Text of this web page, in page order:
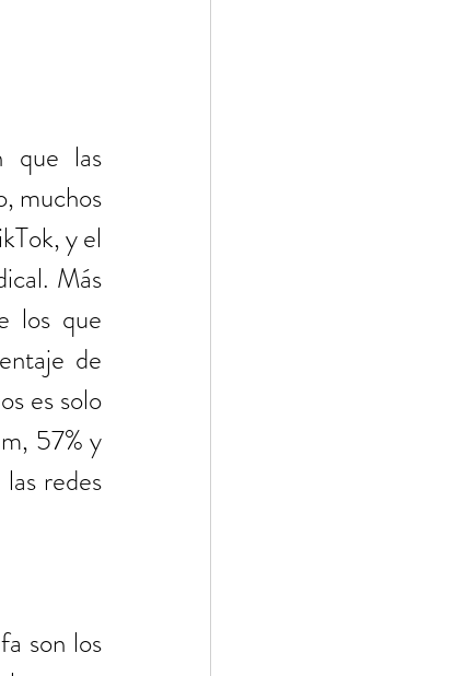
que las
muchos
y el
Más
los que
de
es solo
57% y
redes
son los